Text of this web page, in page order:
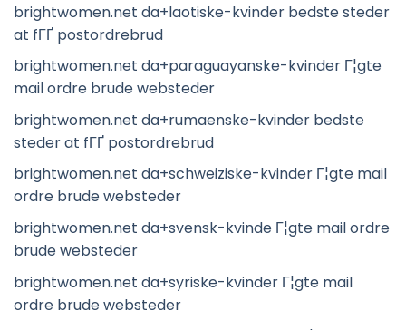
brightwomen.net da+laotiske-kvinder bedste steder
at fГҐ postordrebrud
brightwomen.net da+paraguayanske-kvinder Г¦gte
mail ordre brude websteder
brightwomen.net da+rumaenske-kvinder bedste
steder at fГҐ postordrebrud
brightwomen.net da+schweiziske-kvinder Г¦gte mail
ordre brude websteder
brightwomen.net da+svensk-kvinde Г¦gte mail ordre
brude websteder
brightwomen.net da+syriske-kvinder Г¦gte mail
ordre brude websteder